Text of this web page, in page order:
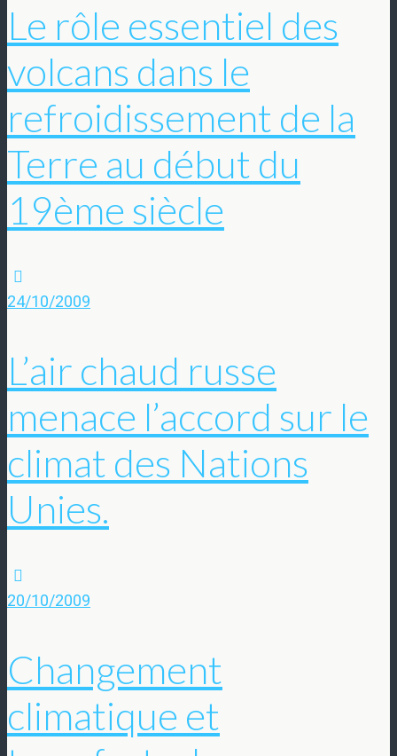
Le rôle essentiel des
volcans dans le
refroidissement de la
Terre au début du
19ème siècle
24/10/2009
L’air chaud russe
menace l’accord sur le
climat des Nations
Unies.
20/10/2009
Changement
climatique et